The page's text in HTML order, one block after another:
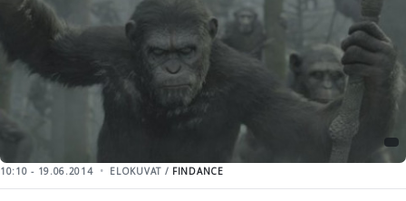
10:10 - 19.06.2014 ELOKUVAT / FINDANCE